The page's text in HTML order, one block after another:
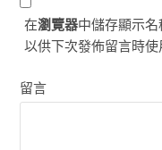
在瀏覽器中儲存顯示名
以供下次發佈留言時使
留言